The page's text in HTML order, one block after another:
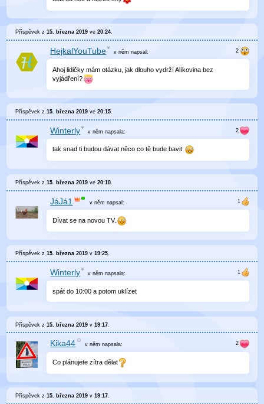
Příspěvek z15. března 2019 ve20:24.
HejkalYouTube v něm napsal:
Ahoj lidičky mám otázku, jak dlouho vydrží Alíkovina bez
vyjádření?
Příspěvek z15. března 2019 ve20:15
Winterly v něm napsala:
tak snad ti budou dávat něco co tě bude bavit
Příspěvek z15. března 2019 ve20:10.
JáJá1 v něm napsal:
Dívat se na novou TV.
Příspěvek z15. března 2019 v19:25.
Winterly v něm napsala:
spát do 10:00 a potom uklízet
Příspěvek z15. března 2019 v19:17
Kika44 v němnapsala:
Co plánujete zítra dělat
Příspěvek z15. března 2019 v19:17